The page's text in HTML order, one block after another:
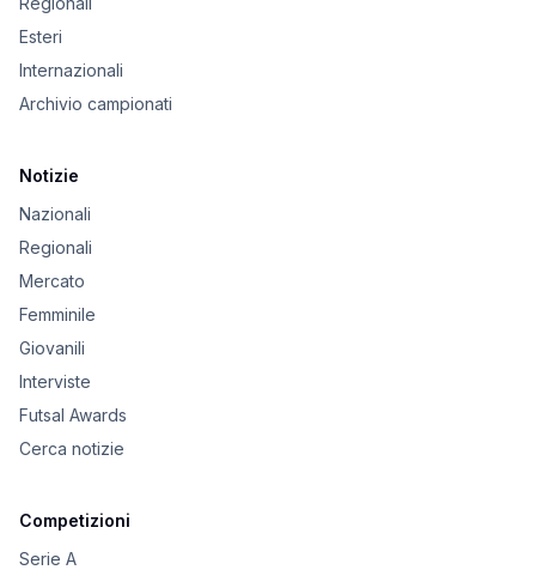
Esteri
Internazionali
Archivio campionati
Notizie
Nazionali
Regionali
Mercato
Femminile
Giovanili
Interviste
Futsal Awards
Cerca notizie
Competizioni
Serie A